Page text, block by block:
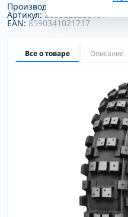
Производитель:
Артикул:2000026538101
EAN: 8590341021717
Все о товаре Описание